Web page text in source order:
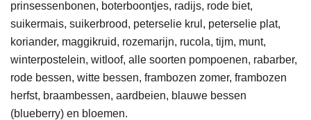
prinsessenbonen, boterboontjes, radijs, rode biet,
suikermais, suikerbrood, peterselie krul, peterselie plat,
koriander, maggikruid, rozemarijn, rucola, tijm, munt,
winterpostelein, witloof, alle soorten pompoenen, rabarber,
rode bessen, witte bessen, frambozen zomer, frambozen
herfst, braambessen, aardbeien, blauwe bessen
(blueberry) en bloemen.